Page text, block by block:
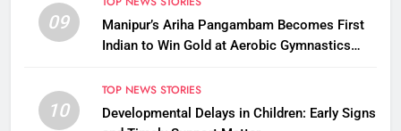
09
Manipur’s Ariha Pangambam Becomes First
Indian to Win Gold at Aerobic Gymnastics
10
TOP NEWS STORIES
Developmental Delays in Children: Early Signs